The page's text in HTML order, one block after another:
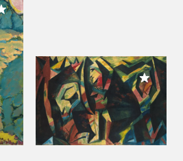
Meiner Sammlung hinzufügen
Meiner